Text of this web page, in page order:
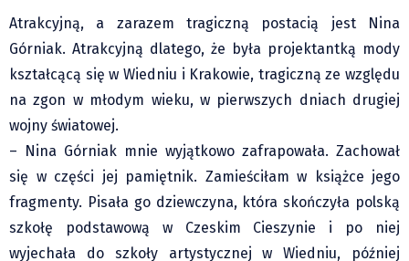
Atrakcyjną, a zarazem tragiczną postacią jest Nina
Górniak. Atrakcyjną dlatego, że była projektantką mody
kształcącą się w Wiedniu i Krakowie, tragiczną ze względu
na zgon w młodym wieku, w pierwszych dniach drugiej
wojny światowej.
– Nina Górniak mnie wyjątkowo zafrapowała. Zachował
się w części jej pamiętnik. Zamieściłam w książce jego
fragmenty. Pisała go dziewczyna, która skończyła polską
szkołę podstawową w Czeskim Cieszynie i po niej
wyjechała do szkoły artystycznej w Wiedniu, później